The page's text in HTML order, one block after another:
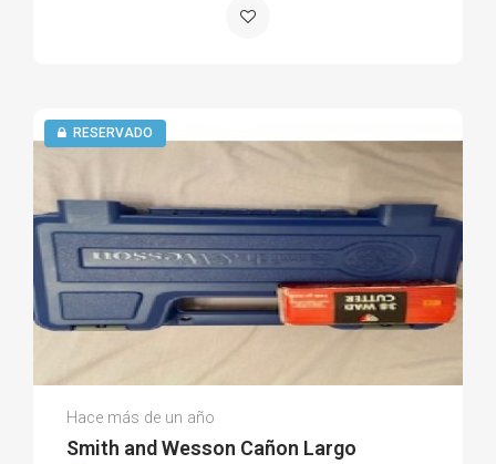
RESERVADO
Angel M.
Hace más de un año
Smith and Wesson Cañon Largo